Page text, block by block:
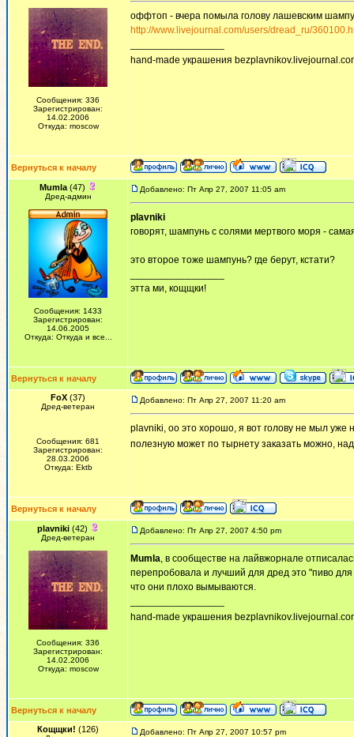
Сообщения: 336
Зарегистрирован:
14.02.2006
Откуда: moscow
оффтоп - вчера помыла голову лашевским
http://www.livejournal.com/users/dread_ru/
hand-made украшения
Вернуться к началу
Mumla (47)
Дред-админ
Сообщения: 1433
Зарегистрирован:
14.06.2005
Откуда: Откуда и все...
Добавлено: Пт Апр 27, 2007 11:05 am
plavniki
говорят, шампунь с солями мертвого моря -
это второе тоже шампунь? где берут, кстати?
этта ми, кощщки!
Вернуться к началу
FoX (37)
Дред-ветеран
Сообщения: 681
Зарегистрирован:
28.03.2006
Откуда: Ektb
Добавлено: Пт Апр 27, 2007 11:20 am
plavniki, оо это хорошо, я вот голову не мыл уже
полезную может по тырнету заказать можно,
Вернуться к началу
plavniki (42)
Дред-ветеран
Сообщения: 336
Зарегистрирован:
14.02.2006
Откуда: moscow
Добавлено: Пт Апр 27, 2007 4:50 pm
Mumla, в сообществе на лайвжорнале
перепробовала и лучший для дред это "пиво
что они плохо вымываются.
hand-made украшения
Вернуться к началу
Кощщки! (126) Добавлено: Пт Апр 27, 2007 10:57 pm